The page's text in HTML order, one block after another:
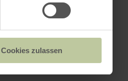
Cookies zulassen